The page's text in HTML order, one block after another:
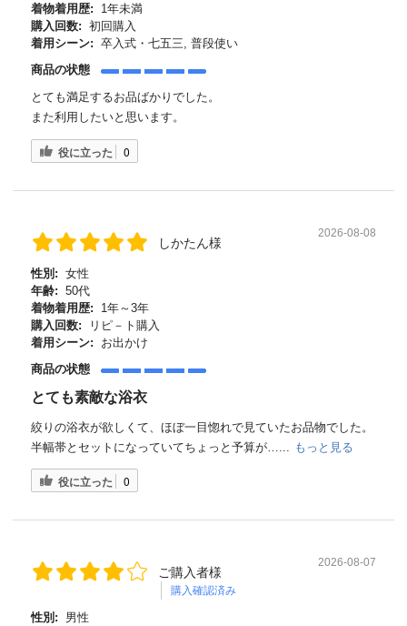
着物着用歴:
1年未満
購入回数: 初回購入
着用シーン: 卒入式・七五三, 普段使い
商品の状態
とても満足するお品ばかりでした。
また利用したいと思います。
役に立った 0
しかたん様
2026-08-08
性別: 女性
年齢: 50代
着物着用歴:
1年～3年
購入回数:
リピ－ト購入
着用シーン:
お出かけ
商品の状態
とても素敵な浴衣
絞りの浴衣が欲しくて、ほぼ一目惚れで見ていたお品物でした。
半幅帯とセットになっていてちょっと予算が…...
もっと見る
役に立った 0
ご購入者様
購入確認済み
2026-08-07
性別:
男性